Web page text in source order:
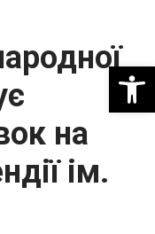
на
ім.